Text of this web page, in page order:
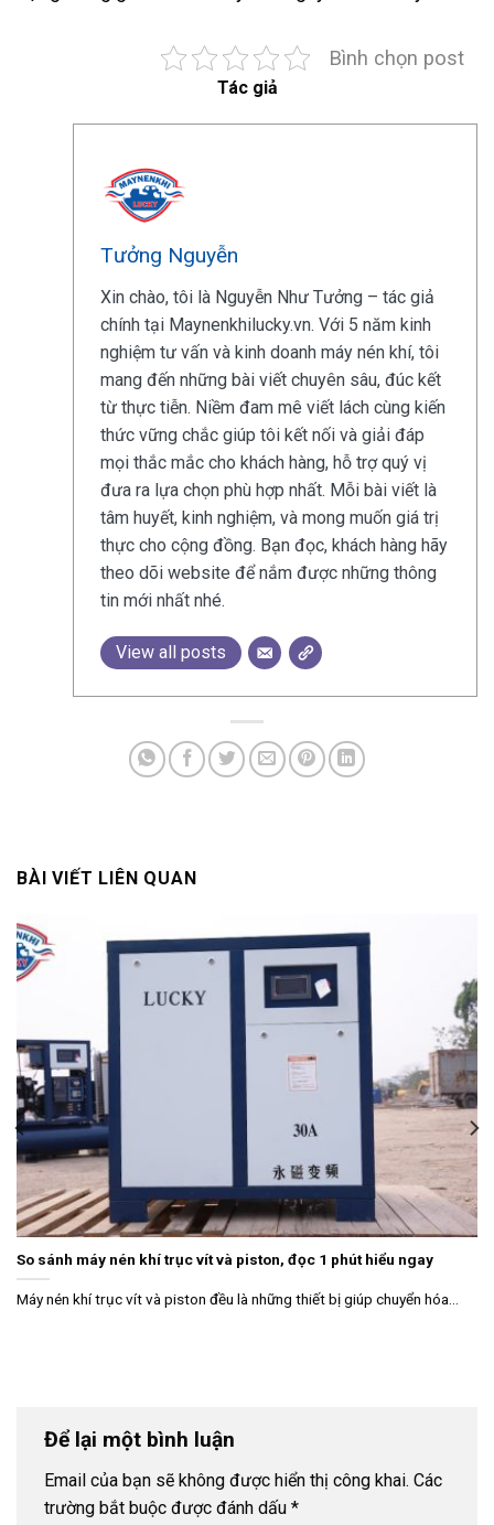
Bình chọn post
Tác giả
Tưởng Nguyễn
Xin chào, tôi là Nguyễn Như Tưởng – tác giả
chính tại Maynenkhilucky.vn. Với 5 năm kinh
nghiệm tư vấn và kinh doanh máy nén khí, tôi
mang đến những bài viết chuyên sâu, đúc kết
từ thực tiễn. Niềm đam mê viết lách cùng kiến
thức vững chắc giúp tôi kết nối và giải đáp
mọi thắc mắc cho khách hàng, hỗ trợ quý vị
đưa ra lựa chọn phù hợp nhất. Mỗi bài viết là
tâm huyết, kinh nghiệm, và mong muốn giá trị
thực cho cộng đồng. Bạn đọc, khách hàng hãy
theo dõi website để nắm được những thông
tin mới nhất nhé.
View all posts
BÀI VIẾT LIÊN QUAN
So sánh máy nén khí trục vít và piston, đọc 1 phút hiểu ngay
Máy nén khí trục vít và piston đều là những thiết bị giúp chuyển hóa...
Để lại một bình luận
Email của bạn sẽ không được hiển thị công khai. Các
trường bắt buộc được đánh dấu *